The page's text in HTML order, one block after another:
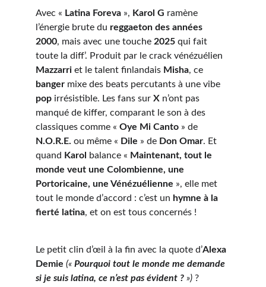
Avec « Latina Foreva », Karol G ramène
l’énergie brute du reggaeton des années
2000, mais avec une touche 2025 qui fait
toute la diff’. Produit par le crack vénézuélien
Mazzarri et le talent finlandais Misha, ce
banger mixe des beats percutants à une vibe
pop irrésistible. Les fans sur X n’ont pas
manqué de kiffer, comparant le son à des
classiques comme « Oye Mi Canto » de
N.O.R.E. ou même « Dile » de Don Omar. Et
quand Karol balance « Maintenant, tout le
monde veut une Colombienne, une
Portoricaine, une Vénézuélienne », elle met
tout le monde d’accord : c’est un hymne à la
fierté latina, et on est tous concernés !
Le petit clin d’œil à la fin avec la quote d’Alexa
Demie (« Pourquoi tout le monde me demande
si je suis latina, ce n’est pas évident ? ») ?